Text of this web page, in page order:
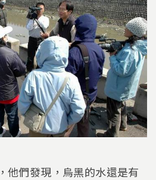
他們發現，烏黑的水還是有